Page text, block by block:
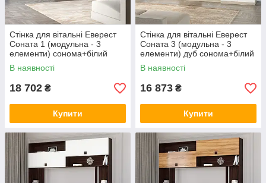
Стінка для вітальні Еверест
Соната 1 (модульна - 3
елементи) сонома+білий
(DTM-2236)
В наявності
18 702 ₴
Купити
Стінка для вітальні Еверест
Соната 3 (модульна - 3
елементи) дуб сонома+білий
(DTM-2238)
В наявності
16 873 ₴
Купити